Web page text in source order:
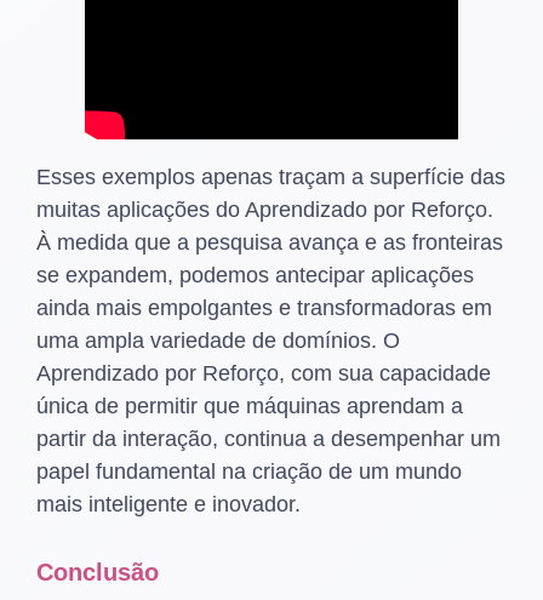
Esses exemplos apenas traçam a superfície das
muitas aplicações do Aprendizado por Reforço.
À medida que a pesquisa avança e as fronteiras
se expandem, podemos antecipar aplicações
ainda mais empolgantes e transformadoras em
uma ampla variedade de domínios. O
Aprendizado por Reforço, com sua capacidade
única de permitir que máquinas aprendam a
partir da interação, continua a desempenhar um
papel fundamental na criação de um mundo
mais inteligente e inovador.
Conclusão